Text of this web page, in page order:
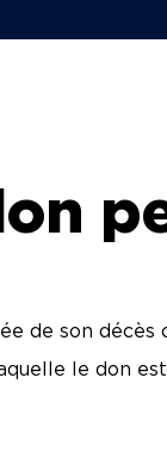
de son
le don